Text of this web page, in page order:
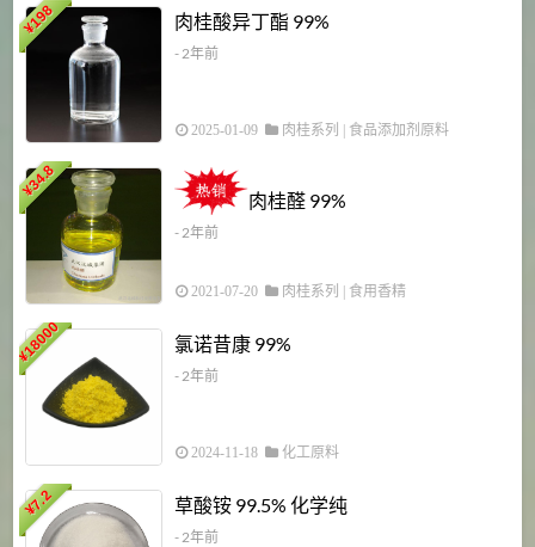
¥
198 肉桂酸异丁酯 99%
- 2年前
2025-01-09 肉桂系列 | 食品添加剂原料
¥
34.8
肉桂醛 99%
- 2年前
2021-07-20 肉桂系列 | 食用香精
¥
18000 氯诺昔康 99%
- 2年前
2024-11-18 化工原料
¥
7.2 草酸铵 99.5% 化学纯
- 2年前